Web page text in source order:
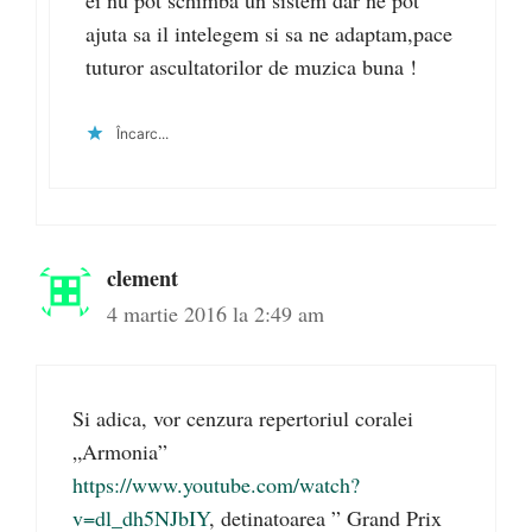
ajuta sa il intelegem si sa ne adaptam,pace
tuturor ascultatorilor de muzica buna !
Încarc...
clement
4 martie 2016 la 2:49 am
Si adica, vor cenzura repertoriul coralei
„Armonia”
https://www.youtube.com/watch?
v=dl_dh5NJbIY, detinatoarea ” Grand Prix